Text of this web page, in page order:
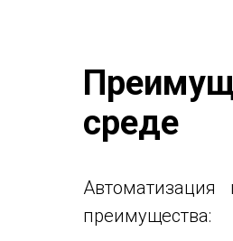
среде
преимущества: